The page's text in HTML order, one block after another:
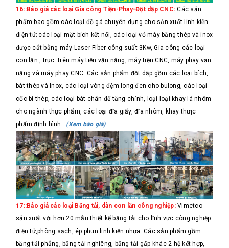
16::Báo giá các loại Gia công Tiện-Phay-Đột dập CNC: Các sản
phẩm bao gồm các loại đồ gá chuyên dụng cho sản xuất linh kiện
điện tử; các loại mặt bích kết nối, các loại vỏ máy bằng thép và inox
được cắt bằng máy Laser Fiber công suất 3Kw, Gia công các loại
con lăn , trục trên máy tiện vận năng, máy tiện CNC, máy phay vạn
năng và máy phay CNC. Các sản phẩm đột dập gồm các loại bích,
bát thép và Inox, các loại vòng đệm long đen cho bulong, các loại
cốc bi thép, các loại bát chân đế tăng chỉnh, loại loại khay lá nhôm
cho ngành thực phẩm, các loại đĩa giấy, đĩa nhôm, khay thưjc
phẩm định hình...(Xem báo giá)
17::Báo giá các loại Băng tải, dàn con lăn công nghiệp:Vimetco
sản xuất với hơn 20 mẫu thiết kế băng tải cho lĩnh vực công nghiệp
điện tử,phòng sạch, ép phun linh kiện nhựa. Các sản phẩm gồm
băng tải phẳng, băng tải nghiêng, băng tải gấp khác 2 hệ kết hợp,